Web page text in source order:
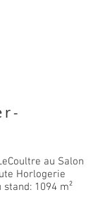
au Salon
Horlogerie
stand: 1094 m²